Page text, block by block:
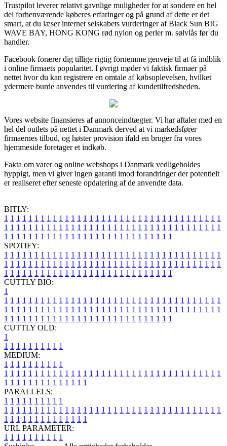
Trustpilot leverer relativt gavnlige muligheder for at sondere en hel
del forhenværende køberes erfaringer og på grund af dette er det
smart, at du læser internet selskabets vurderinger af Black Sun BIG
WAVE BAY, HONG KONG rød nylon og perler m. sølvlås før du
handler.
Facebook forærer dig tillige rigtig fornemme genveje til at få indblik
i online firmaets popularitet. I øvrigt møder vi faktisk firmaer på
nettet hvor du kan registrere en omtale af købsoplevelsen, hvilket
ydermere burde anvendes til vurdering af kundetilfredsheden.
Vores website finansieres af annonceindtægter. Vi har aftaler med en
hel del outlets på nettet i Danmark derved at vi markedsfører
firmaernes tilbud, og høster provision ifald en bruger fra vores
hjemmeside foretager et indkøb.
Fakta om varer og online webshops i Danmark vedligeholdes
hyppigt, men vi giver ingen garanti imod forandringer der potentielt
er realiseret efter seneste opdatering af de anvendte data.
BITLY:
1 1 1 1 1 1 1 1 1 1 1 1 1 1 1 1 1 1 1 1 1 1 1 1 1 1 1 1 1 1 1 1 1 1 1 1
1 1 1 1 1 1 1 1 1 1 1 1 1 1 1 1 1 1 1 1 1 1 1 1 1 1 1 1 1 1 1 1 1 1 1 1
1 1 1 1 1 1 1 1 1 1 1 1 1 1 1 1 1 1 1 1 1 1 1 1 1 1 1 1
SPOTIFY:
1 1 1 1 1 1 1 1 1 1 1 1 1 1 1 1 1 1 1 1 1 1 1 1 1 1 1 1 1 1 1 1 1 1 1 1
1 1 1 1 1 1 1 1 1 1 1 1 1 1 1 1 1 1 1 1 1 1 1 1 1 1 1 1 1 1 1 1 1 1 1 1
1 1 1 1 1 1 1 1 1 1 1 1 1 1 1 1 1 1 1 1 1 1 1 1 1 1 1 1
CUTTLY BIO:
1
1 1 1 1 1 1 1 1 1 1 1 1 1 1 1 1 1 1 1 1 1 1 1 1 1 1 1 1 1 1 1 1 1 1 1 1
1 1 1 1 1 1 1 1 1 1 1 1 1 1 1 1 1 1 1 1 1 1 1 1 1 1 1 1 1 1 1 1 1 1 1 1
1 1 1 1 1 1 1 1 1 1 1 1 1 1 1 1 1 1 1 1 1 1 1 1 1 1 1 1
CUTTLY OLD:
1
1 1 1 1 1 1 1 1 1 1
MEDIUM:
1 1 1 1 1 1 1 1 1 1
1 1 1 1 1 1 1 1 1 1 1 1 1 1 1 1 1 1 1 1 1 1 1 1 1 1 1 1 1 1 1 1 1 1 1 1
1 1 1 1 1 1 1 1 1 1 1 1 1 1
PARALLELS:
1 1 1 1 1 1 1 1 1 1
1 1 1 1 1 1 1 1 1 1 1 1 1 1 1 1 1 1 1 1 1 1 1 1 1 1 1 1 1 1 1 1 1 1 1 1
1 1 1 1 1 1 1 1 1 1 1 1 1 1
URL PARAMETER:
1 1 1 1 1 1 1 1 1 1